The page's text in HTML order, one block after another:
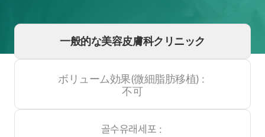
一般的な美容皮膚科クリニック
ボリューム効果(微細脂肪移植) :
不可
골수유래세포 :